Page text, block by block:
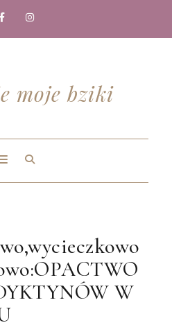
moje bziki
W